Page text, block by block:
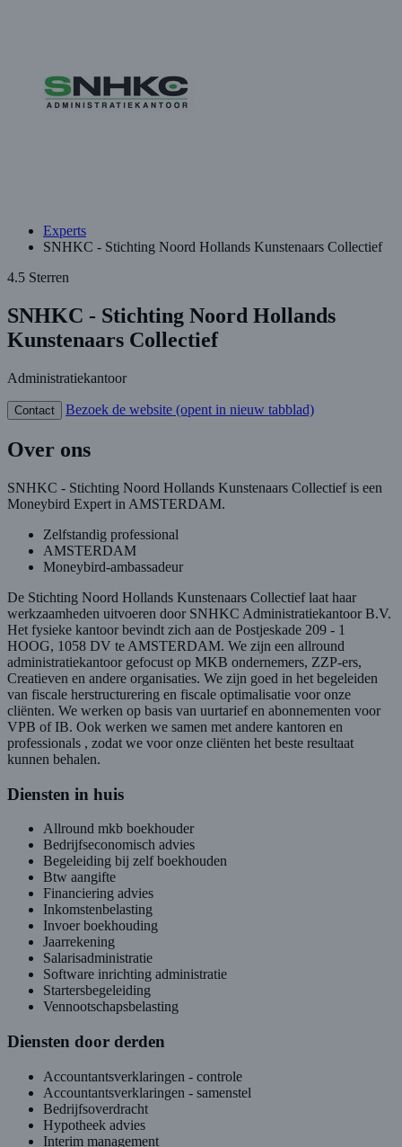
Experts
SNHKC - Stichting Noord Hollands Kunstenaars Collectief
4.5 Sterren
SNHKC - Stichting Noord Hollands
Kunstenaars Collectief
Administratiekantoor
Contact Bezoek de website (opent in nieuw tabblad)
Over ons
SNHKC - Stichting Noord Hollands Kunstenaars Collectief is een
Moneybird Expert in AMSTERDAM.
Zelfstandig professional
AMSTERDAM
Moneybird-ambassadeur
De Stichting Noord Hollands Kunstenaars Collectief laat haar
werkzaamheden uitvoeren door SNHKC Administratiekantoor B.V.
Het fysieke kantoor bevindt zich aan de Postjeskade 209 - 1
HOOG, 1058 DV te AMSTERDAM. We zijn een allround
administratiekantoor gefocust op MKB ondernemers, ZZP-ers,
Creatieven en andere organisaties. We zijn goed in het begeleiden
van fiscale herstructurering en fiscale optimalisatie voor onze
cliënten. We werken op basis van uurtarief en abonnementen voor
VPB of IB. Ook werken we samen met andere kantoren en
professionals , zodat we voor onze cliënten het beste resultaat
kunnen behalen.
Diensten in huis
Allround mkb boekhouder
Bedrijfseconomisch advies
Begeleiding bij zelf boekhouden
Btw aangifte
Financiering advies
Inkomstenbelasting
Invoer boekhouding
Jaarrekening
Salarisadministratie
Software inrichting administratie
Startersbegeleiding
Vennootschapsbelasting
Diensten door derden
Accountantsverklaringen - controle
Accountantsverklaringen - samenstel
Bedrijfsoverdracht
Hypotheek advies
Interim management